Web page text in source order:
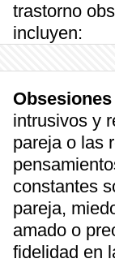
trastorno
incluyen:
intrusivos y
pareja o las
constantes
pareja,
amado o
fidelidad en